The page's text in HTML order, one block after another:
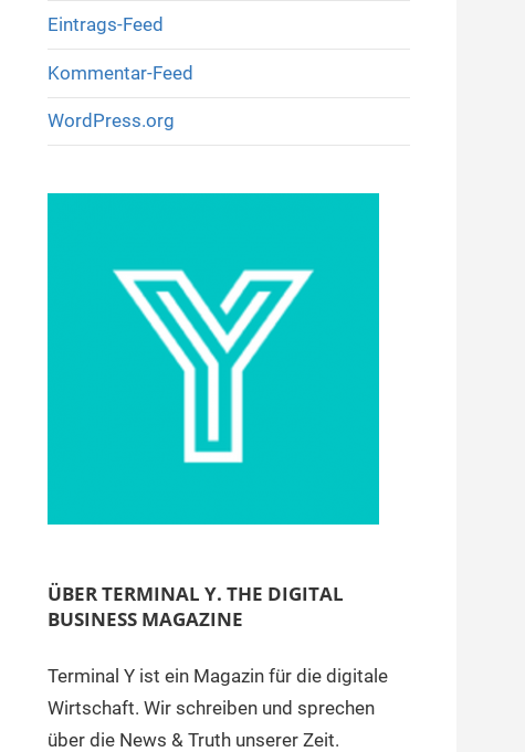
Eintrags-Feed
Kommentar-Feed
WordPress.org
ÜBER TERMINAL Y. THE DIGITAL
BUSINESS MAGAZINE
Terminal Y ist ein Magazin für die digitale
Wirtschaft. Wir schreiben und sprechen
über die News & Truth unserer Zeit.